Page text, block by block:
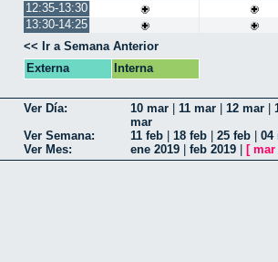
12:35-13:30
13:30-14:25
<< Ir a Semana Anterior
Externa
Interna
Ver Día: 10 mar 11 mar 12 mar
mar
Ver Semana:
11 feb 18 feb 25 feb 04
Ver Mes:
ene 2019 feb 2019 [ mar